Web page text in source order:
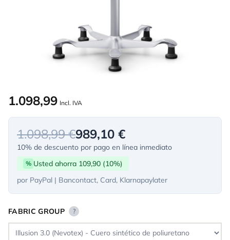
1.098,99 Incl. IVA
1.098,99 €989,10 €
10% de descuento por pago en línea inmediato
% Usted ahorra 109,90 (10%)
por PayPal | Bancontact, Card, Klarnapaylater
FABRIC GROUP ?